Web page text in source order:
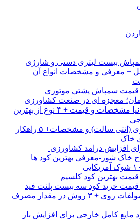
بیست لیتری دستی و شارژی
+ معرفی و مشخصات انواع آن |
سمپاش پشتی موتوری
المان؛ معجزه ای در صنعت کشاورزی
کود اهن اسپانیا مشخصات و قیمت + ۴ نوع از بهترین
کود ضد شوری (انتی سالت) و مشخصات+ ۵ راهکار
خاک
افزایش درامد کشاورزی
خاک شور-معرفی بهترین کود ها
بهترین کود کلسیم
خرید کود سه بیست پلنت فید
کود روی و سولفات روی + ۳ روش در مقدار مصرف
مایع کامل خارجی برای افزایش بار